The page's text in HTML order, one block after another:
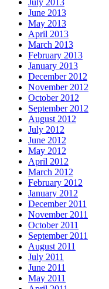
July 2013
June 2013
May 2013
April 2013
March 2013
February 2013
January 2013
December 2012
November 2012
October 2012
September 2012
August 2012
July 2012
June 2012
May 2012
April 2012
March 2012
February 2012
January 2012
December 2011
November 2011
October 2011
September 2011
August 2011
July 2011
June 2011
May 2011